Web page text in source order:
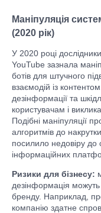
Маніпуляція
(2020 рік)
У 2020 році дослідники
YouTube зазнала
ботів для штучного
взаємодій із
дезінформації та
користувачам і
Подібні маніпуляції
алгоритмів до
посилило недовіру до
інформаційних
Ризики для бізнесу:
дезінформація можуть
бренду. Наприклад,
компанію здатне